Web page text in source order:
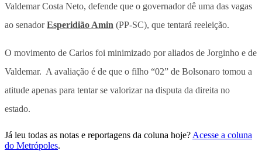
Valdemar Costa Neto, defende que o governador dê uma das vagas
ao senadorEsperidião Amin (PP-SC), que tentará reeleição.
O movimento de Carlos foi minimizado por aliados de Jorginho e de
Valdemar. A avaliação é de que o filho “02” de Bolsonaro tomou a
atitude apenas para tentar se valorizar na disputa da direita no
estado.
Já leu todas as notas e reportagens da coluna hoje? Acesse a coluna
do Metrópoles.